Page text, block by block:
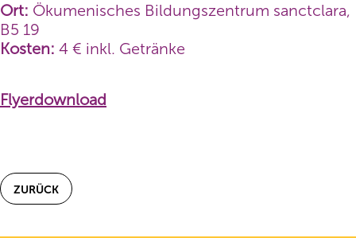
Ort: Ökumenisches Bildungszentrum sanctclara,
B5 19
Kosten: 4 € inkl. Getränke
Flyerdownload
ZURÜCK